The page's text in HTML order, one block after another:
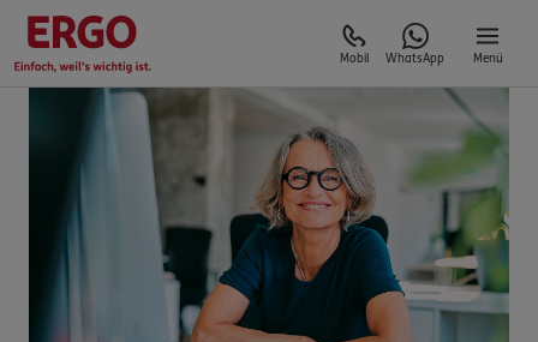
Mobil WhatsApp Menü